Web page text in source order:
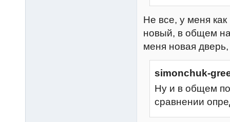
Не все, у меня
новый, в общем
меня новая
simonchuk-
Ну и в общем
сравнении